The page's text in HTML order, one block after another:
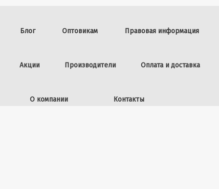
Блог Оптовикам Правовая информация
Акции Производители Оплата и доставка
О компании Контакты